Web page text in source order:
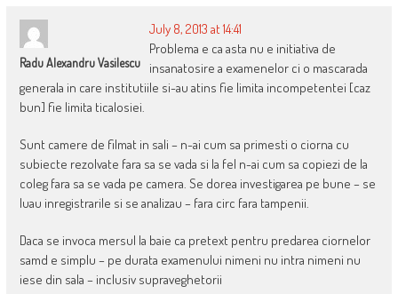
Radu Alexandru Vasilescu
July 8, 2013 at 14:41
Problema e ca asta nu e initiativa de
insanatosire a examenelor ci o mascarada
generala in care institutiile si-au atins fie limita incompetentei [caz
bun] fie limita ticalosiei.
Sunt camere de filmat in sali – n-ai cum sa primesti o ciorna cu
subiecte rezolvate fara sa se vada si la fel n-ai cum sa copiezi de la
coleg fara sa se vada pe camera. Se dorea investigarea pe bune – se
luau inregistrarile si se analizau – fara circ fara tampenii.
Daca se invoca mersul la baie ca pretext pentru predarea ciornelor
samd e simplu – pe durata examenului nimeni nu intra nimeni nu
iese din sala – inclusiv supraveghetorii